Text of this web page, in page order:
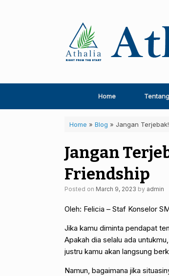
Home
Home » Blog » Jangan
Jangan
Friendship
Posted on March 9, 2023 by admin
Oleh: Felicia – Staf Konselor
Jika kamu diminta pendapat
Apakah dia selalu ada
justru kamu akan langsung
Namun, bagaimana jika